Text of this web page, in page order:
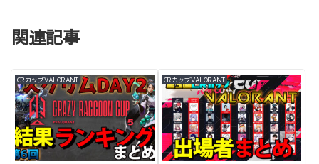
関連記事
CRカップVALORANT CRカップVALORANT